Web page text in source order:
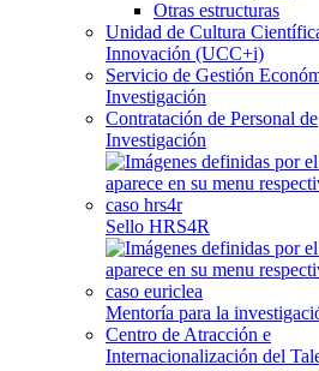
Otras estructuras
Unidad de Cultura
Innovación (UCC+i)
Servicio de Gestión
Investigación
Contratación de Personal de
Investigación
Sello HRS4R
Mentoría para la
Centro de Atracción e
Internacionalización del